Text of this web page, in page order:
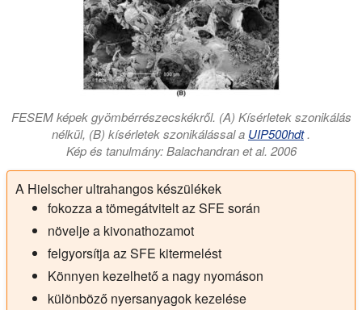
FESEM képek gyömbérrészecskékről. (A) Kísérletek szonikálás
nélkül, (B) kísérletek szonikálással a UIP500hdt.
Kép és tanulmány: Balachandran et al. 2006
A Hielscher ultrahangos készülékek
fokozza a tömegátvitelt az SFE során
növelje a kivonathozamot
felgyorsítja az SFE kitermelést
Könnyen kezelhető a nagy nyomáson
különböző nyersanyagok kezelése